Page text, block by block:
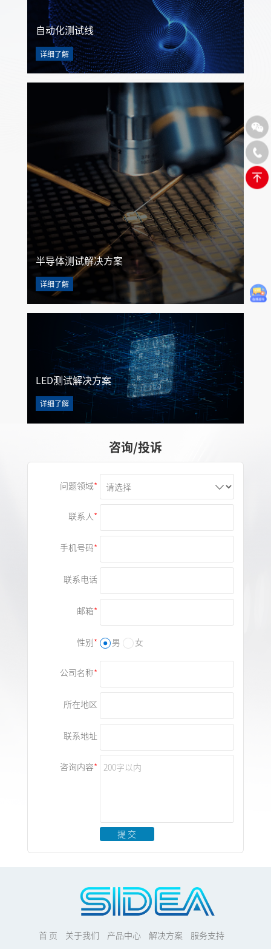
自动化测试线
详细了解
半导体测试解决方案
详细了解
LED测试解决方案
详细了解
咨询/投诉
问题领域
联系人
手机号码
联系电话
邮箱
性别 男 女
公司名称
所在地区
联系地址
咨询内容
提 交
首 页 关于我们 产品中心 解决方案 服务支持